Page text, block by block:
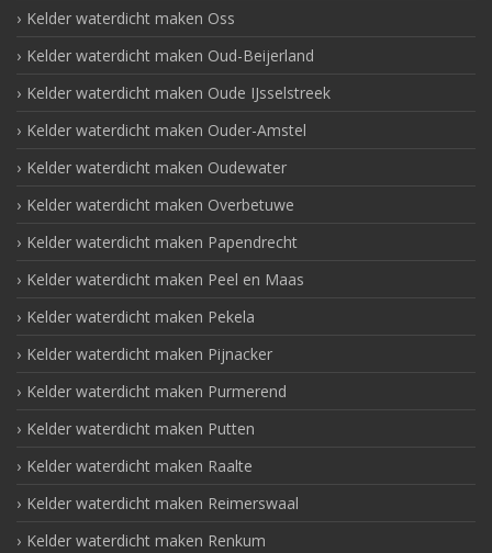
Kelder waterdicht maken Oss
Kelder waterdicht maken Oud-Beijerland
Kelder waterdicht maken Oude IJsselstreek
Kelder waterdicht maken Ouder-Amstel
Kelder waterdicht maken Oudewater
Kelder waterdicht maken Overbetuwe
Kelder waterdicht maken Papendrecht
Kelder waterdicht maken Peel en Maas
Kelder waterdicht maken Pekela
Kelder waterdicht maken Pijnacker
Kelder waterdicht maken Purmerend
Kelder waterdicht maken Putten
Kelder waterdicht maken Raalte
Kelder waterdicht maken Reimerswaal
Kelder waterdicht maken Renkum